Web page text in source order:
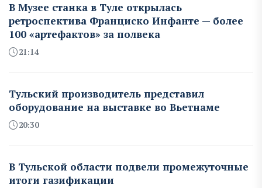
В Музее станка в Туле открылась
ретроспектива Франциско Инфанте — более
100 «артефактов» за полвека
21:14
Тульский производитель представил
оборудование на выставке во Вьетнаме
20:30
В Тульской области подвели промежуточные
итоги газификации